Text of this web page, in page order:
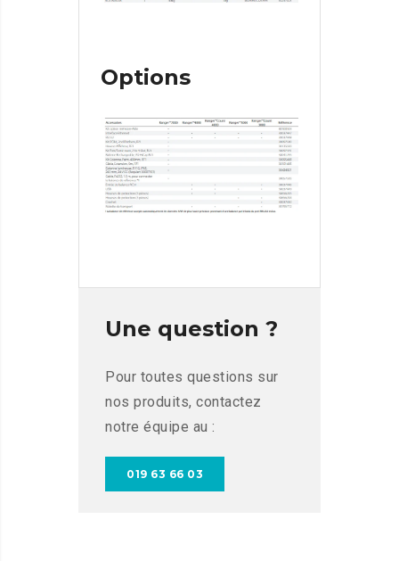
Options
Une question ?
Pour toutes questions sur
nos produits, contactez
notre équipe au :
019 63 66 03